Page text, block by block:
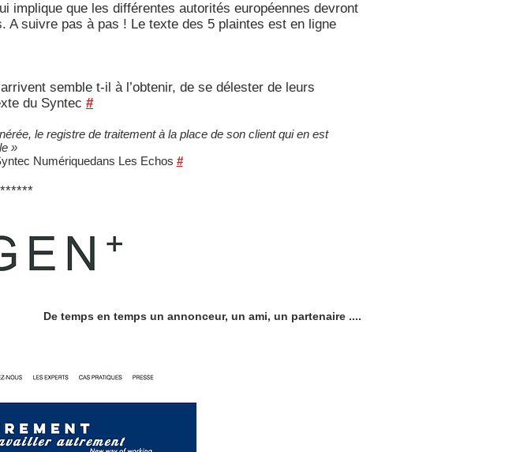
implique que les différentes autorités européennes devront
suivre pas à pas ! Le texte des 5 plaintes est en ligne
semble t-il à l’obtenir, de se délester de leurs
du Syntec #
le registre de traitement à la place de son client qui en est
»
Numériquedans Les Echos #
De temps en temps un annonceur, un ami, un partenaire ....